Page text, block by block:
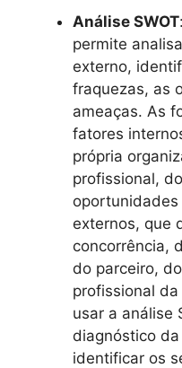
Análise SWOT
permite
externo,
fraquezas, as
ameaças. As
fatores
própria
profissional,
externos, que
concorrência,
do parceiro,
profissional
usar a análise
diagnóstico
identificar os